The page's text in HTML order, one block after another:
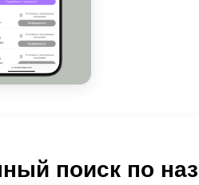
поиск по